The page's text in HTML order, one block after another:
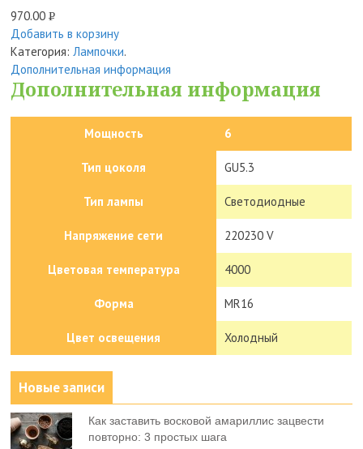
970.00Р
УБ.
Добавить в корзину
Категория:Лампочки.
Дополнительная информация
Дополнительная информация
Мощность 6
Тип цоколя GU5.3
Тип лампы Светодиодные
Напряжение сети 220230 V
Цветовая температура 4000
Форма MR16
Цвет освещения Холодный
Новые записи
Как заставить восковой амариллис зацвести
повторно: 3 простых шага